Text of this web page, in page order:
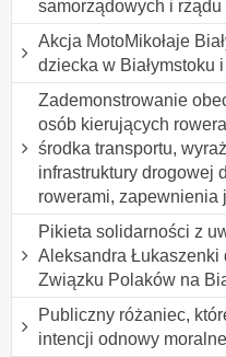
samorządowych i rządu
Akcja MotoMikołaje
dziecka w Białymstoku
Zademonstrowanie
osób kierujących
środka transportu,
infrastruktury drogowej
rowerami, zapewnienia
Pikieta solidarności z
Aleksandra Łukaszenki
Związku Polaków na
Publiczny różaniec,
intencji odnowy